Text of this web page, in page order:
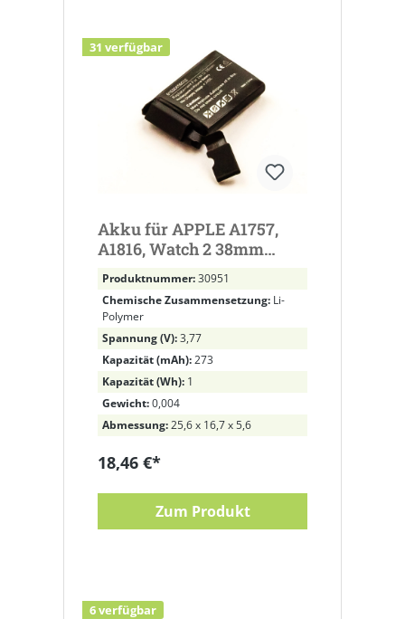
31 verfügbar
Akku für APPLE A1757,
A1816, Watch 2 38mm
ersetzt A1760
Produktnummer:30951
Chemische Zusammensetzung: Li-
Polymer
Spannung (V):3,77
Kapazität (mAh):273
Kapazität (Wh): 1
Gewicht:0,004
Abmessung:25,6 x 16,7 x 5,6
18,46 €*
Zum Produkt
6 verfügbar